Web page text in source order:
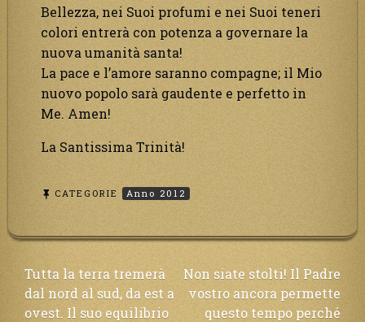
Bellezza, nei Suoi profumi e nei Suoi teneri
colori entrerà con potenza a governare la
nuova umanità santa!
La pace e l’amore saranno compagne; il Mio
nuovo popolo sarà gaudente e perfetto in
Me. Amen!
La Santissima Trinità!
CATEGORIE Anno 2012
Navigazione
articoli
Tutta la terra tremerà
dal nord al sud, da est a
ovest. Il suo equilibrio
Non siate stolti! Il Padre
vostro ancora permette
questo tempo perché